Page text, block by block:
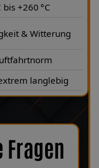
bis +260 °C
& Witterung
langlebig